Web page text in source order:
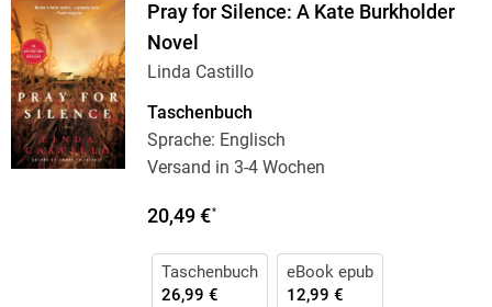
Pray for Silence: A Kate Burkholder
Novel
Linda Castillo
Taschenbuch
Sprache: Englisch
Versand in 3-4 Wochen
20,49 €*
Taschenbuch
26,99 €
eBook epub
12,99 €